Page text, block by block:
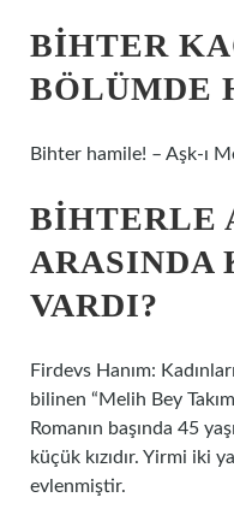
BIHTER
BÖLÜMDE
Bihter hamile! – Aşk-ı
BIHTERLE
ARASINDA
VARDI?
Firdevs Hanım:
bilinen “Melih Bey
Romanın başında 45
küçük kızıdır. Yirmi iki
evlenmiştir.